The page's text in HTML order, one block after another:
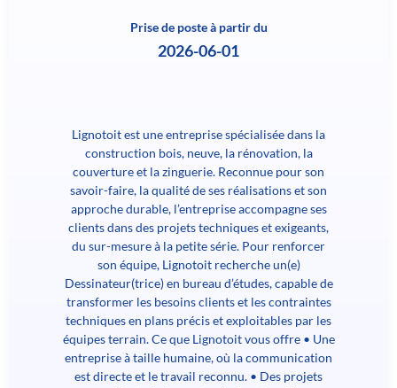
Prise de poste à partir du
2026-06-01
Lignotoit est une entreprise spécialisée dans la
construction bois, neuve, la rénovation, la
couverture et la zinguerie. Reconnue pour son
savoir-faire, la qualité de ses réalisations et son
approche durable, l’entreprise accompagne ses
clients dans des projets techniques et exigeants,
du sur-mesure à la petite série. Pour renforcer
son équipe, Lignotoit recherche un(e)
Dessinateur(trice) en bureau d’études, capable de
transformer les besoins clients et les contraintes
techniques en plans précis et exploitables par les
équipes terrain. Ce que Lignotoit vous offre • Une
entreprise à taille humaine, où la communication
est directe et le travail reconnu. • Des projets